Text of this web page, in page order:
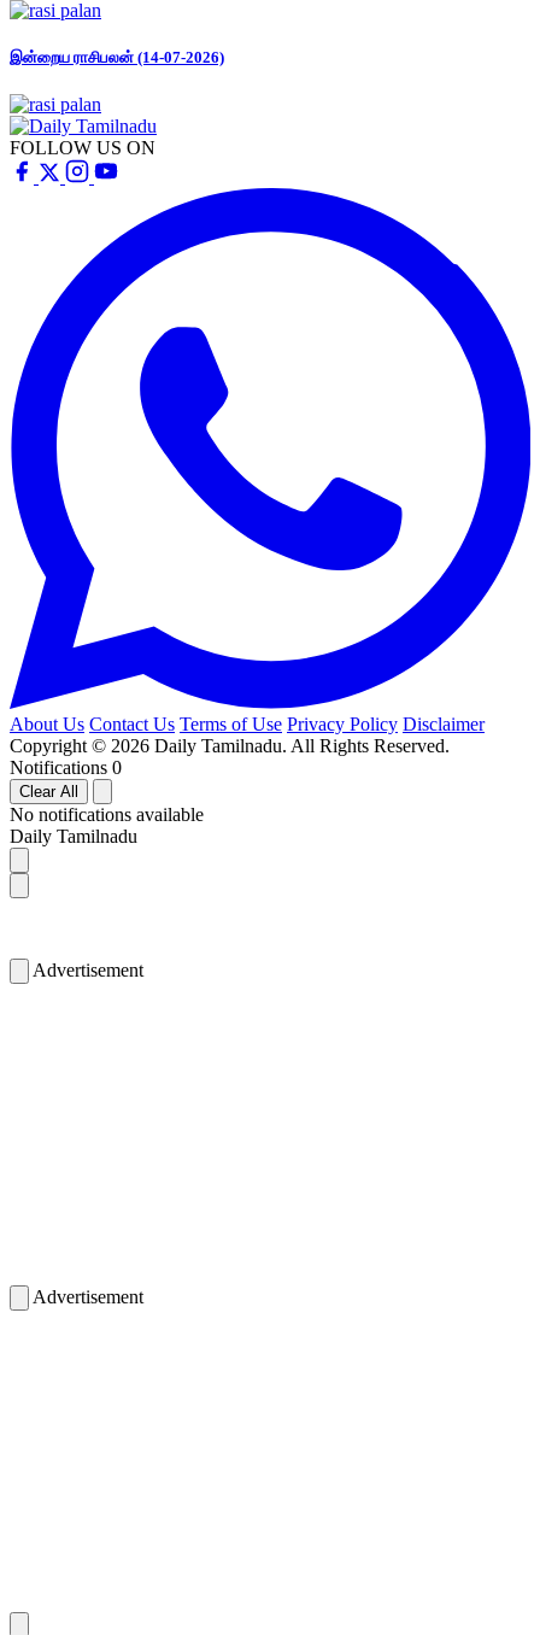
இன்றைய ராசிபலன் (14-07-2026)
FOLLOW US ON
About Us Contact Us Terms of Use Privacy Policy Disclaimer
Copyright © 2026 Daily Tamilnadu. All Rights Reserved.
Notifications 0
Clear All
No notifications available
Daily Tamilnadu
Advertisement
Advertisement